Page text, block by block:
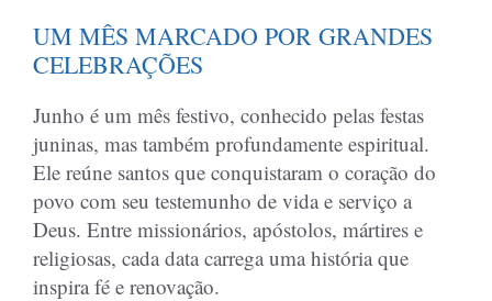
UM MÊS MARCADO POR GRANDES
CELEBRAÇÕES
Junho é um mês festivo, conhecido pelas festas
juninas, mas também profundamente espiritual.
Ele reúne santos que conquistaram o coração do
povo com seu testemunho de vida e serviço a
Deus. Entre missionários, apóstolos, mártires e
religiosas, cada data carrega uma história que
inspira fé e renovação.